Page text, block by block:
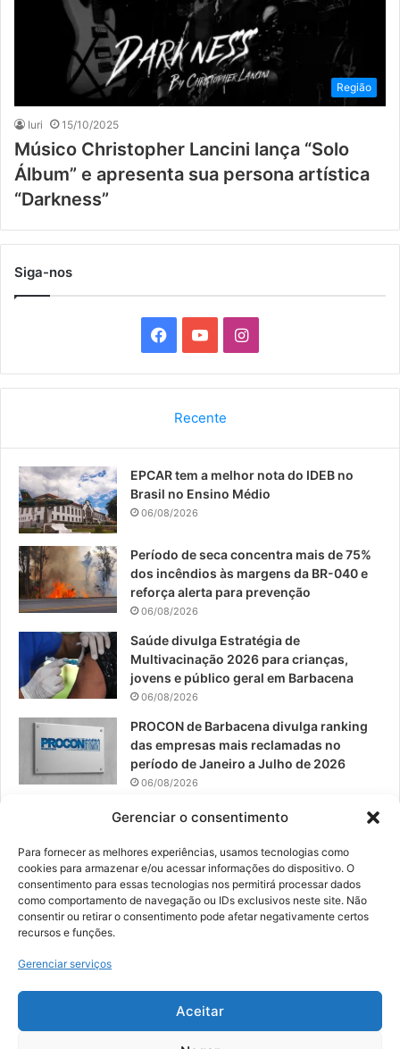
Gerenciar o consentimento
Para fornecer as melhores experiências, usamos tecnologias como
cookies para armazenar e/ou acessar informações do dispositivo. O
consentimento para essas tecnologias nos permitirá processar dados
como comportamento de navegação ou IDs exclusivos neste site. Não
consentir ou retirar o consentimento pode afetar negativamente certos
recursos e funções.
Gerenciar serviços
Aceitar
Região
Iuri 15/10/2025
Músico Christopher Lancini lança “Solo
Álbum” e apresenta sua persona artística
“Darkness”
Siga-nos
a
b
o
o
k
o
u
e
I
n
a
r
a
Recente
EPCAR tem a melhor nota do IDEB no
Brasil no Ensino Médio
06/08/2026
Período de seca concentra mais de 75%
dos incêndios às margens da BR-040 e
reforça alerta para prevenção
06/08/2026
Saúde divulga Estratégia de
Multivacinação 2026 para crianças,
jovens e público geral em Barbacena
06/08/2026
PROCON de Barbacena divulga ranking
das empresas mais reclamadas no
período de Janeiro a Julho de 2026
06/08/2026
Prefeitura convoca organizações de
Resíduos Sólidos
05/08/2026
© 2026, Todos os direitos reservados | Desenvolvido por:
Digital Business| Hospedado por:NP Publicidade
Fale Conosco
Sobre Nós